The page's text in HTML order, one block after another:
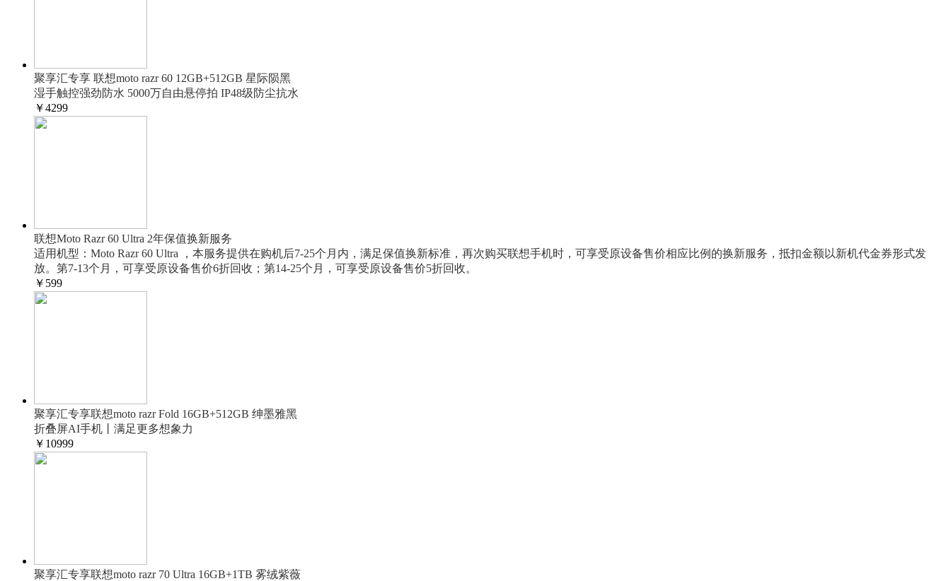
聚享汇专享 联想moto razr 60 12GB+512GB 星际陨黑
湿手触控强劲防水 5000万自由悬停拍 IP48级防尘抗水
￥4299
联想Moto Razr 60 Ultra 2年保值换新服务
适用机型：Moto Razr 60 Ultra ，本服务提供在购机后7-25个月内，满足保值换新标准，再次购买联想手机时，可享受原设备售价相应比例的换新服务，抵扣金额以新机代金券形式发
放。第7-13个月，可享受原设备售价6折回收；第14-25个月，可享受原设备售价5折回收。
￥ 599
聚享汇专享联想moto razr Fold 16GB+512GB 绅墨雅黑
折叠屏AI手机丨满足更多想象力
￥ 10999
聚享汇专享联想moto razr 70 Ultra 16GB+1TB 雾绒紫薇